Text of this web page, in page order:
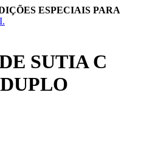
ESPECIAIS PARA
SUTIA C